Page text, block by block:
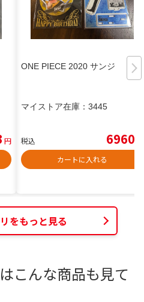
円
ONE PIECE 2020 サンジ
マイストア在庫： 3445
税込 6960
カートに入れる
をもっと見る
こんな商品も見て